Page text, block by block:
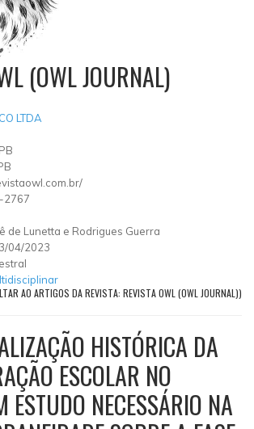
(OWL JOURNAL)
LTDA
2767
de Lunetta e Rodrigues Guerra
04/2023
AO ARTIGOS DA REVISTA: REVISTA OWL (OWL JOURNAL))
HISTÓRICA DA
ESCOLAR NO
ESTUDO NECESSÁRIO NA